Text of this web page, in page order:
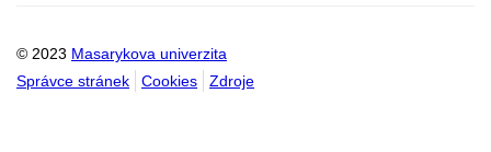
© 2023 Masarykova univerzita
Správce stránek
Cookies Zdroje